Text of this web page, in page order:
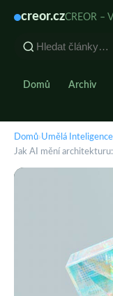
creor.czCREOR –
Domů Archiv
Domů›Umělá
Jak AI mění